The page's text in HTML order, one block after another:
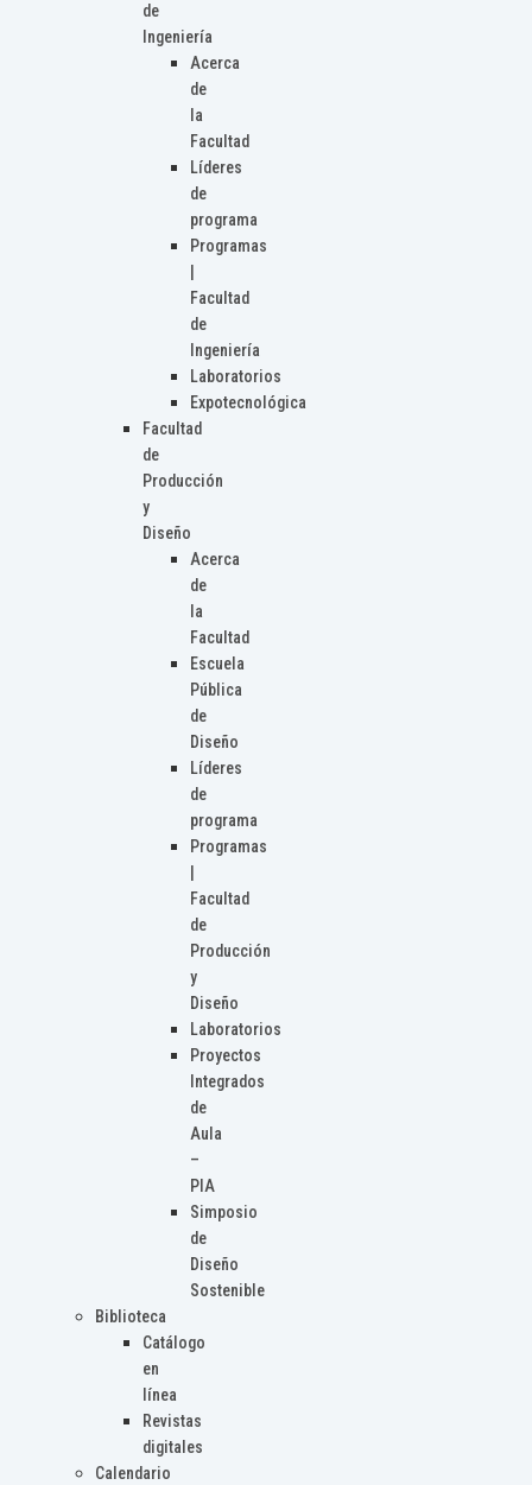
de
Ingeniería
Acerca
de
la
Facultad
Líderes
de
programa
Programas
Facultad
de
Ingeniería
Laboratorios
Expotecnológica
Facultad
de
Producción
y
Diseño
Acerca
de
la
Facultad
Escuela
Pública
de
Diseño
Líderes
de
programa
Programas
Facultad
de
Producción
y
Diseño
Laboratorios
Proyectos
Integrados
de
Aula
–
PIA
Simposio
de
Diseño
Sostenible
Biblioteca
Catálogo
en
línea
Revistas
digitales
Calendario